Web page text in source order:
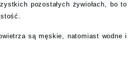
pozostałych żywiołach, bo to
są męskie, natomiast wodne i